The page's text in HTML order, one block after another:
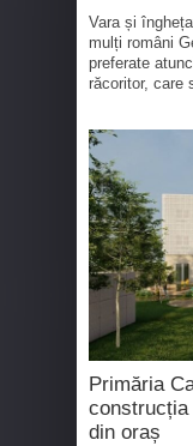
Vara și
mulți români
preferate
răcoritor, care
Primăria
construcția
din oraș